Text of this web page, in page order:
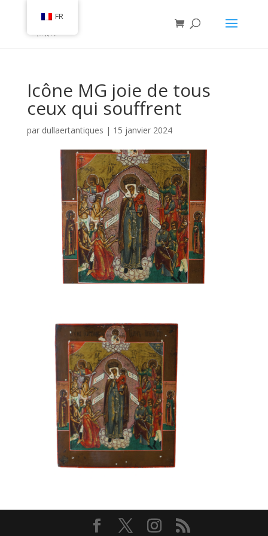
Icône MG joie de tous
ceux qui souffrent
par dullaertantiques | 15 janvier 2024
FR